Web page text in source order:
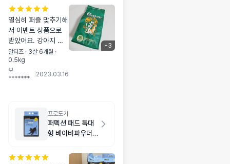
열심히 퍼즐 맞추기해
서 이벤트 상품으로
받았어요. 강아지 알
러지가 큰 문제가 되
면서 곤충사료에 관심
이 생겼는데, 곤충사
주 원료이고 퍼피에게
필요한 영양 성분과
구성비율에 맞게 제조
다. 급여량도 겉표지
말티즈 · 3살 6개월 ·
0.5kg
보
*******
2023.03.16
+3
프로도기
퍼펙션 패드 특대
형 베이비파우더